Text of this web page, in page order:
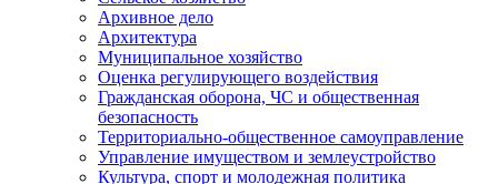
Архивное дело
Архитектура
Муниципальное хозяйство
Оценка регулирующего воздействия
Гражданская оборона, ЧС и общественная
безопасность
Территориально-общественное самоуправление
Управление имуществом и землеустройство
Культура, спорт и молодежная политика